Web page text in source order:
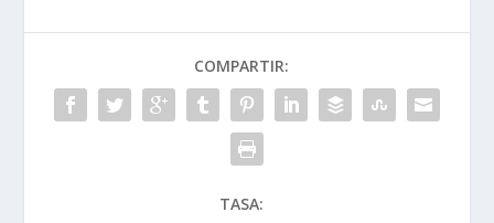
COMPARTIR:
TASA: